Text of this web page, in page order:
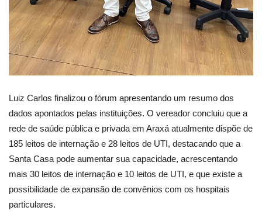
Luiz Carlos finalizou o fórum apresentando um resumo dos
dados apontados pelas instituições. O vereador concluiu que a
rede de saúde pública e privada em Araxá atualmente dispõe de
185 leitos de internação e 28 leitos de UTI, destacando que a
Santa Casa pode aumentar sua capacidade, acrescentando
mais 30 leitos de internação e 10 leitos de UTI, e que existe a
possibilidade de expansão de convênios com os hospitais
particulares.